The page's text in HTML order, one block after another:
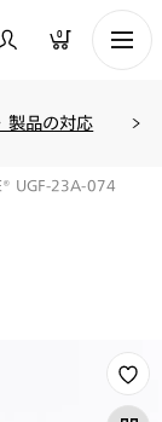
0
製品の対応
UGF-23A-074